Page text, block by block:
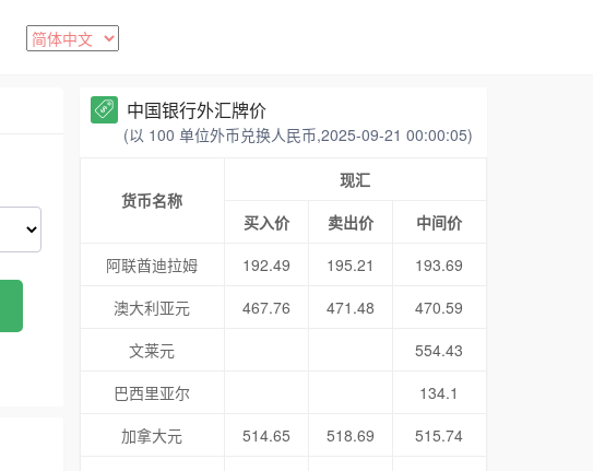
中国银行外汇牌价
(以 100 单位外币兑换人民币,2025-09-21 00:00:05)
货币名称
现汇
买入价
卖出价
中间价
阿联酋迪拉姆
192.49 195.21
193.69
澳大利亚元
467.76 471.48
470.59
文莱元
554.43
巴西里亚尔
134.1
加拿大元
514.65 518.69
515.74